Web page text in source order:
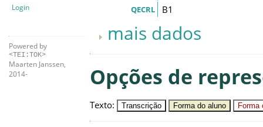
Login
Powered by
<TEI:TOK>
Maarten Janssen,
2014-
QECRL B1
mais dados
Opções de
Texto: Transcrição Forma do aluno Forma